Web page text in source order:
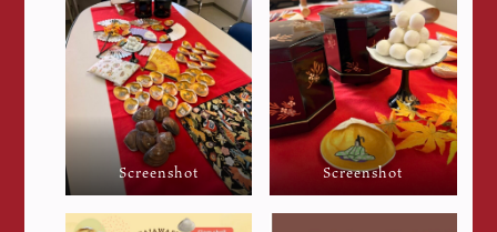
Screenshot Screenshot